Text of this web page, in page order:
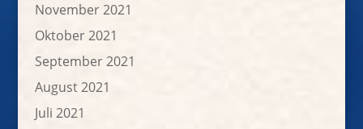
November 2021
Oktober 2021
September 2021
August 2021
Juli 2021